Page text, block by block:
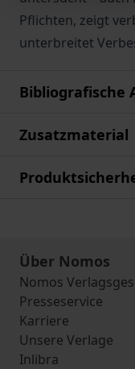
Pflichten, zeigt
unterbreitet
Bibliografische
Zusatzmaterial
Über Nomos
Nomos
Presseservice
Karriere
Unsere Verlage
Inlibra